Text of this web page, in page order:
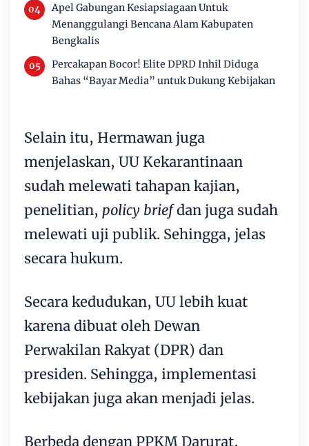
Apel Gabungan Kesiapsiagaan Untuk
Menanggulangi Bencana Alam Kabupaten
Bengkalis
Percakapan Bocor! Elite DPRD Inhil Diduga
Bahas “Bayar Media” untuk Dukung Kebijakan
Selain itu, Hermawan juga
menjelaskan, UU Kekarantinaan
sudah melewati tahapan kajian,
penelitian, policy briefdan juga sudah
melewati uji publik. Sehingga, jelas
secara hukum.
Secara kedudukan, UU lebih kuat
karena dibuat oleh Dewan
Perwakilan Rakyat (DPR) dan
presiden. Sehingga, implementasi
kebijakan juga akan menjadi jelas.
Berbeda dengan PPKM Darurat,